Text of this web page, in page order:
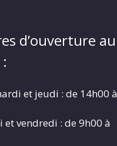
d’ouverture au
et jeudi : de 14h00 à
et vendredi : de 9h00 à